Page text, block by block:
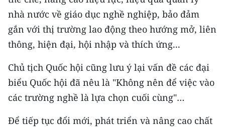
nhà nước về giáo dục nghề nghiệp, bảo đảm
gắn với thị trường lao động theo hướng mở, liên
thông, hiện đại, hội nhập và thích ứng...
Chủ tịch Quốc hội cũng lưu ý lại vấn đề các đại
biểu Quốc hội đã nêu là "Không nên để việc vào
các trường nghề là lựa chọn cuối cùng"…
Để tiếp tục đổi mới, phát triển và nâng cao chất